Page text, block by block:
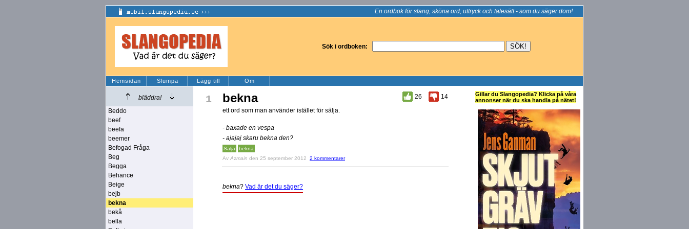
En ordbok för slang, sköna ord, uttryck och talesätt - som du säger dom!
Sök i ordboken:
Hemsidan Slumpa Lägg till Om
bläddra!
Beddo
beef
beefa
beemer
Befogad Fråga
Beg
Begga
Behance
Beige
bejb
bekna
bekå
bella
1 bekna 26
14
ett ord som man använder istället för sälja.
- baxade en vespa
- ajajaj skaru bekna den?
Sälja
bekna
Av Azmain den 25 september 2012 2 kommentarer
bekna? Vad är det du säger?
Gillar du Slangopedia? Klicka på våra
annonser när du ska handla på nätet!